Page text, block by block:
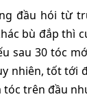
đầu hói từ
bù đắp thì
sau 30 tóc
nhiên, tốt tới
tóc trên đầu